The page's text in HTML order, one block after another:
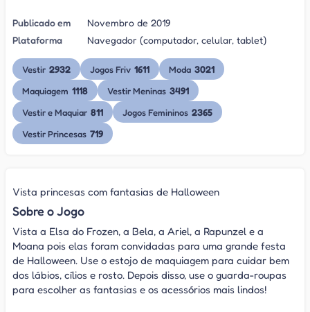
Publicado em
Novembro de 2019
Plataforma
Navegador (computador, celular, tablet)
Vestir 2932 Jogos Friv 1611 Moda 3021
Maquiagem 1118 Vestir Meninas 3491
Vestir e Maquiar 811 Jogos Femininos 2365
Vestir Princesas 719
Vista princesas com fantasias de Halloween
Sobre o Jogo
Vista a Elsa do Frozen, a Bela, a Ariel, a Rapunzel e a
Moana pois elas foram convidadas para uma grande festa
de Halloween. Use o estojo de maquiagem para cuidar bem
dos lábios, cílios e rosto. Depois disso, use o guarda-roupas
para escolher as fantasias e os acessórios mais lindos!